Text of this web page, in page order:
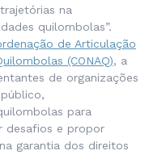
na
quilombolas”.
de Articulação
(CONAQ), a
de organizações
para
desafios e propor
garantia dos direitos